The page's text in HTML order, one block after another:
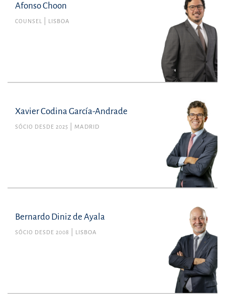
Afonso Choon
COUNSEL LISBOA
Xavier Codina García-Andrade
SÓCIO DESDE 2025 MADRID
Bernardo Diniz de Ayala
SÓCIO DESDE 2008 LISBOA